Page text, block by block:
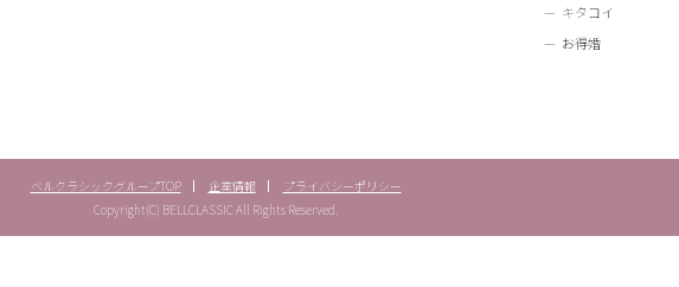
キタコイ
お得婚
ベルクラシックグループTOP 企業情報
プライバシーポリシー
Copyright(C) BELLCLASSIC All Rights Reserved.